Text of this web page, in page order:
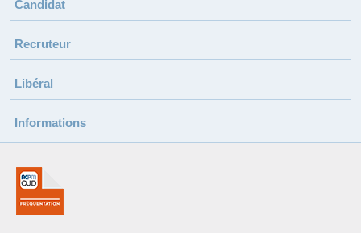
Candidat
Recruteur
Libéral
Informations